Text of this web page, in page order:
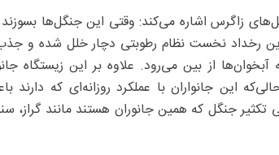
زاگرس اشاره می‌کند: وقتی این جنگل‌ها
رخداد نخست نظام رطوبتی دچار خلل شده و
از بین می‌رود. علاوه بر این زیستگاه
این جانواران با عملکرد روزانه‌ای که دارند
جنگل که همین جانوران هستند مانند گراز،